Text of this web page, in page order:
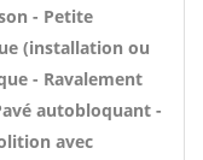
- Petite
(installation ou
- Ravalement
autobloquant -
avec